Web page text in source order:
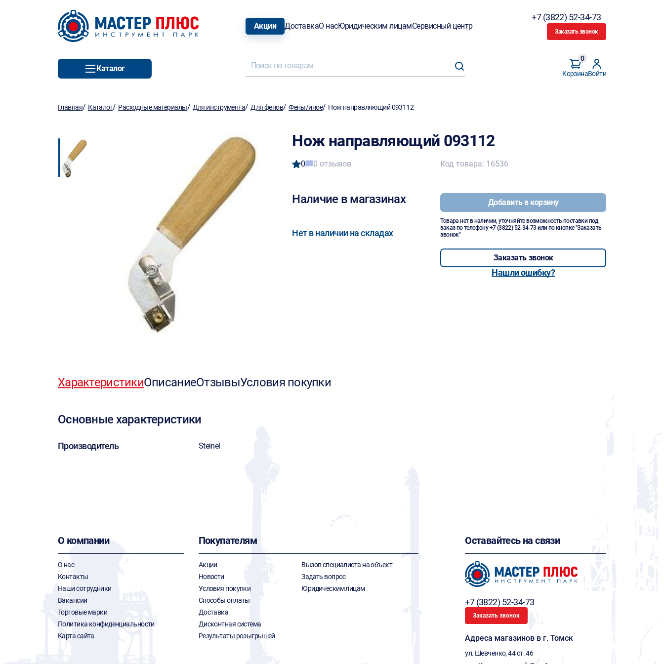
Акции ДоставкаО насЮридическим лицамСервисный центр
+7 (3822) 52-34-73
Заказать звонок
Каталог
Корзина
0
Войти
Главная/ Каталог/ Расходные материалы/ Для инструмента/Для фенов/Фены/иное/ Нож направляющий 093112
Нож направляющий 093112
0 0 отзывов
Наличие в магазинах
Нет в наличии на складах
Код товара: 16536
Добавить в корзину
Товара нет в наличии, уточняйте возможность поставки под
заказ по телефону+7 (3822) 52-34-73 или по кнопке "Заказать
звонок"
Заказать звонок
Нашли ошибку?
ХарактеристикиОписаниеОтзывыУсловия покупки
Основные характеристики
Производитель Steinel
О компании
О нас
Контакты
Наши сотрудники
Вакансии
Торговые марки
Политика конфиденциальности
Карта сайта
Покупателям
Акции
Новости
Условия покупки
Способы оплаты
Доставка
Дисконтная система
Результаты розыгрышей
Вызов специалиста на объект
Задать вопрос
Юридическим лицам
Оставайтесь на связи
+7 (3822) 52-34-73
Заказать звонок
Адреса магазинов в г. Томск
ул. Шевченко, 44 ст. 46